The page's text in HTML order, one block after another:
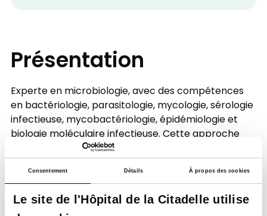
Consentement Détails À propos des cookies
Le site de l'Hôpital de la Citadelle utilise
Présentation
Experte en microbiologie, avec des compétences
en bactériologie, parasitologie, mycologie, sérologie
infectieuse, mycobactériologie, épidémiologie et
biologie moléculaire infectieuse. Cette approche
transversale permet une compréhension intégrée
des pathologies infectieuses présentées par les
patient(e)s.